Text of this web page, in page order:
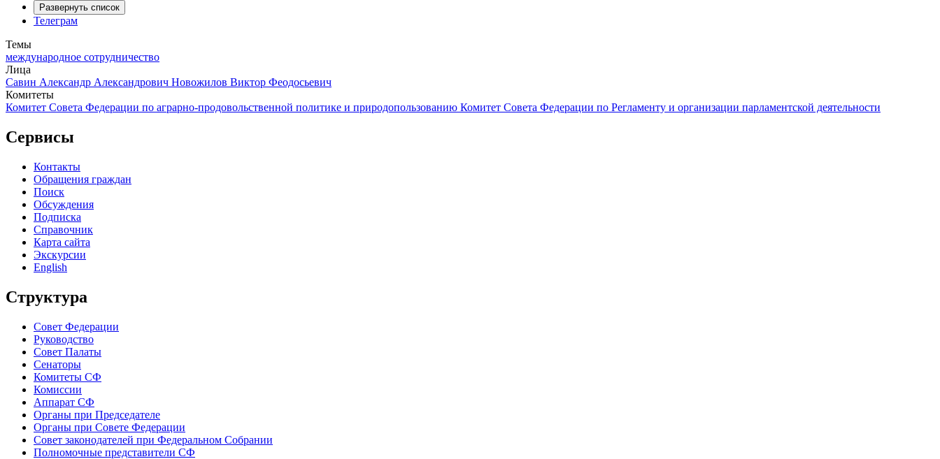
Развернуть список
Телеграм
Темы
международное сотрудничество
Лица
Савин Александр Александрович Новожилов Виктор Феодосьевич
Комитеты
Комитет Совета Федерации по аграрно-продовольственной политике и природопользованию Комитет Совета Федерации по Регламенту и организации парламентской деятельности
Сервисы
Контакты
Обращения граждан
Поиск
Обсуждения
Подписка
Справочник
Карта сайта
Экскурсии
English
Структура
Совет Федерации
Руководство
Совет Палаты
Сенаторы
Комитеты СФ
Комиссии
Аппарат СФ
Органы при Председателе
Органы при Совете Федерации
Совет законодателей при Федеральном Собрании
Полномочные представители СФ